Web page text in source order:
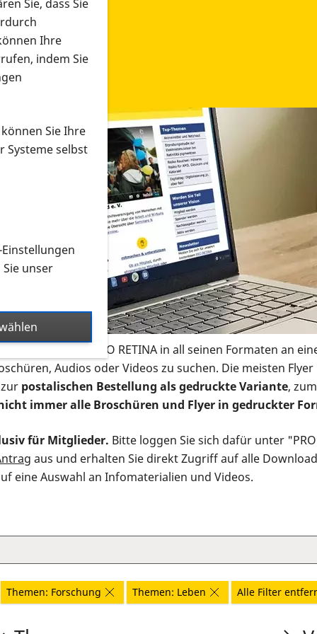
verschiedenen Formaten an
suchen und dieses bestellen bzw.
auf der PRO RETINA-Website für blinde und
der PRO RETINA in all seinen Formaten an
Audios oder Videos zu suchen. Die meisten
postalischen Bestellung als gedruckte Variante,
immer alle Broschüren und Flyer in gedruckter
für Mitglieder. Bitte loggen Sie sich dafür unter
aus und erhalten Sie direkt Zugriff auf alle
eine Auswahl an Infomaterialien und Videos.
Themen: Forschung Themen: Leben Alle Filter
Sie, dass Sie
Ihre
indem Sie
Sie Ihre
Systeme selbst
unser